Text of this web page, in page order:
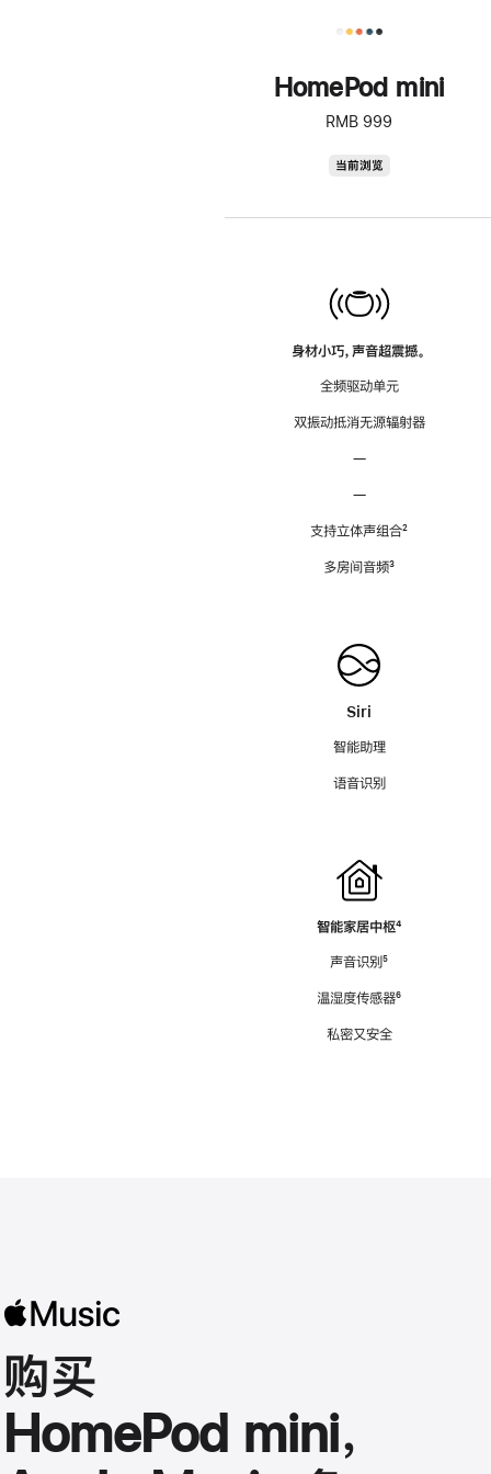
HomePod mini
RMB 999
当前浏览
身材小巧，声音超震撼。
全频驱动单元
双振动抵消无源辐射器
—
—
支持立体声组合脚
²
多房间音频脚
³
Siri
智能助理
语音识别
智能家居中枢脚
⁴
声音识别脚
⁵
温湿度传感器脚
⁶
私密又安全
购买
HomePod mini，